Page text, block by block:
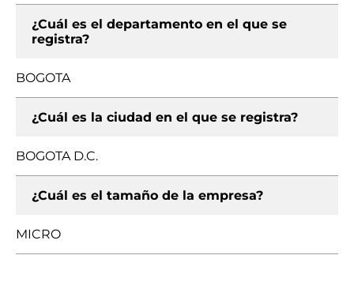
¿Cuál es el departamento en el que se
registra?
BOGOTA
¿Cuál es la ciudad en el que se registra?
BOGOTA D.C.
¿Cuál es el tamaño de la empresa?
MICRO